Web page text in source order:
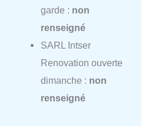
garde : non
renseigné
SARL Intser
Renovation ouverte
dimanche : non
renseigné